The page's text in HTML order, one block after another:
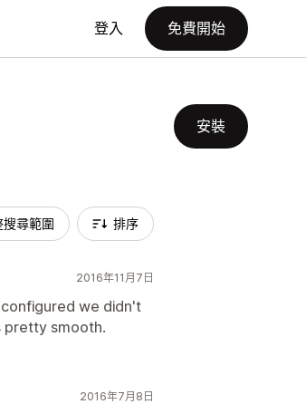
登入 免費開始
安裝
搜尋範圍 排序
2016年11月7日
we didn't
pretty smooth.
2016年7月8日